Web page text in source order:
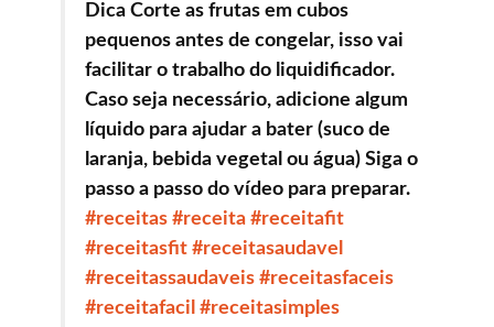
Dica Corte as frutas em cubos
pequenos antes de congelar, isso vai
facilitar o trabalho do liquidificador.
Caso seja necessário, adicione algum
líquido para ajudar a bater (suco de
laranja, bebida vegetal ou água) Siga o
passo a passo do vídeo para preparar.
#receitas #receita #receitafit
#receitasfit #receitasaudavel
#receitassaudaveis #receitasfaceis
#receitafacil #receitasimples